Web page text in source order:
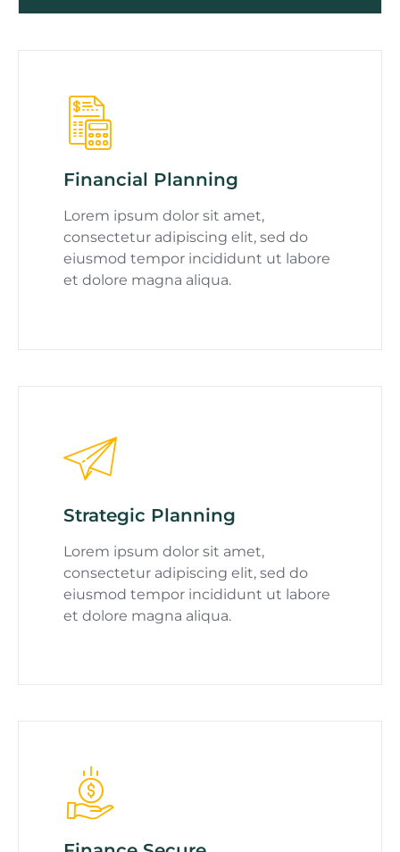
Financial Planning
Lorem ipsum dolor sit amet,
consectetur adipiscing elit, sed do
eiusmod tempor incididunt ut labore
et dolore magna aliqua.
Strategic Planning
Lorem ipsum dolor sit amet,
consectetur adipiscing elit, sed do
eiusmod tempor incididunt ut labore
et dolore magna aliqua.